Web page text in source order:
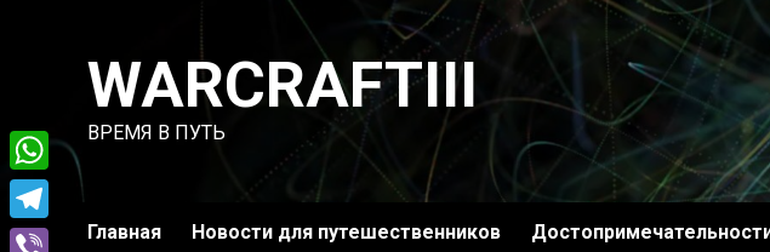
содержимомуWARCRAFTIII
ВРЕМЯ В ПУТЬ
Главная Новости для путешественников
WhatsApp
Telegram